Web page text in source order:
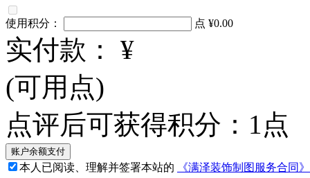
使用积分： 点 ¥0.00
实付款：
¥
(可用 点)
点评后可获得积分： 1 点
本人已阅读、理解并签署本站的 《满泽装饰制图服务合同》